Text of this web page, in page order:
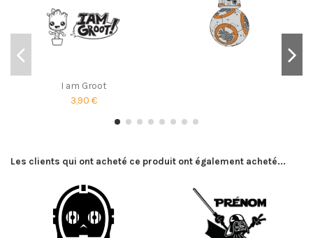
I am Groot
3,90 €
Les clients qui ont acheté ce produit ont également acheté...